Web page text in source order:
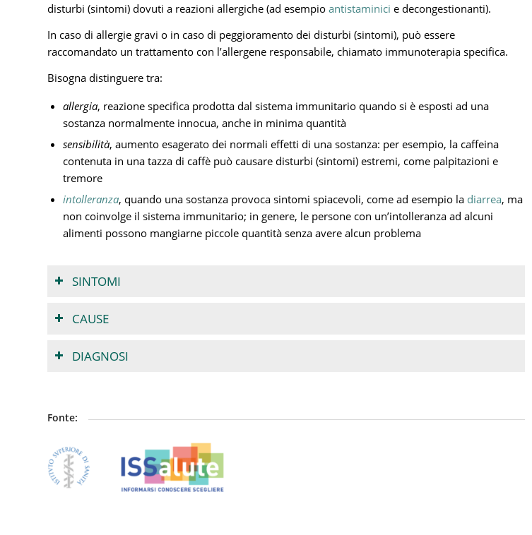
disturbi (sintomi) dovuti a reazioni allergiche (ad esempio antistaminici e decongestionanti).
In caso di allergie gravi o in caso di peggioramento dei disturbi (sintomi), può essere
raccomandato un trattamento con l’allergene responsabile, chiamato immunoterapia specifica.
Bisogna distinguere tra:
allergia, reazione specifica prodotta dal sistema immunitario quando si è esposti ad una
sostanza normalmente innocua, anche in minima quantità
sensibilità, aumento esagerato dei normali effetti di una sostanza: per esempio, la caffeina
contenuta in una tazza di caffè può causare disturbi (sintomi) estremi, come palpitazioni e
tremore
intolleranza, quando una sostanza provoca sintomi spiacevoli, come ad esempio la diarrea, ma
non coinvolge il sistema immunitario; in genere, le persone con un’intolleranza ad alcuni
alimenti possono mangiarne piccole quantità senza avere alcun problema
SINTOMI
CAUSE
DIAGNOSI
Fonte: